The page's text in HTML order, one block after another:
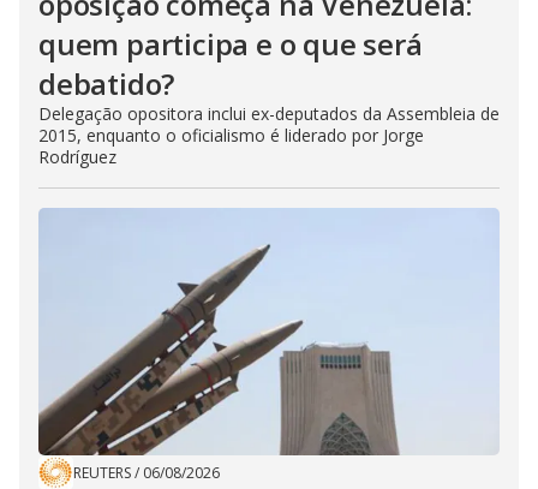
quem participa e o que será
debatido?
Delegação opositora inclui ex-deputados da Assembleia de
2015, enquanto o oficialismo é liderado por Jorge
Rodríguez
REUTERS/ 06/08/2026